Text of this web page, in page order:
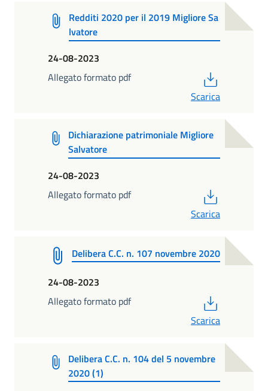
Redditi 2020 per il 2019 Migliore Sa
lvatore
24-08-2023
Allegato formato pdf
Scarica
Dichiarazione patrimoniale Migliore
Salvatore
24-08-2023
Allegato formato pdf
Scarica
Delibera C.C. n. 107 novembre 2020
24-08-2023
Allegato formato pdf
Scarica
Delibera C.C. n. 104 del 5 novembre
2020 (1)